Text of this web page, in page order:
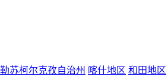
苏柯尔克孜自治州 喀什地区 和田地区